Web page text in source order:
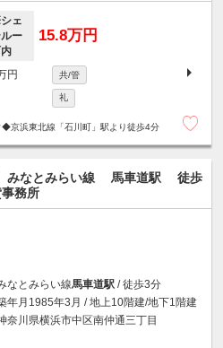
ェ
ー
15.8万円
円 共/管
礼
京浜東北線「石川町」駅より徒歩4分
みなとみらい線 馬車道駅
徒歩
務所
なとみらい線馬車道駅 / 徒歩3分
年月1985年3月 / 地上10階建/地下1階建
奈川県横浜市中区南仲通三丁目